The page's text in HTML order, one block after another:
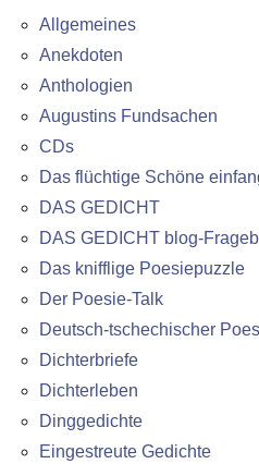
Allgemeines
Anekdoten
Anthologien
Augustins Fundsachen
CDs
Das flüchtige Schöne
DAS GEDICHT
DAS GEDICHT blog-
Das knifflige Poesiepuzzle
Der Poesie-Talk
Deutsch-tschechischer
Dichterbriefe
Dichterleben
Dinggedichte
Eingestreute Gedichte